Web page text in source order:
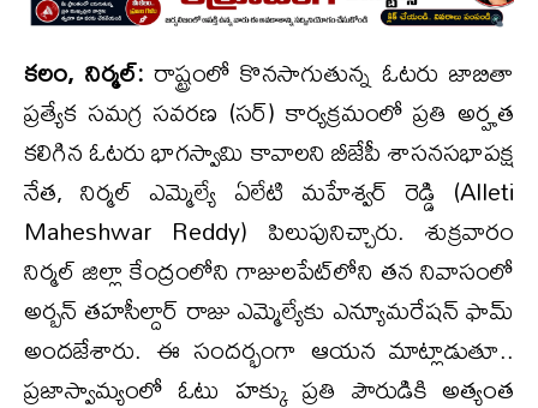
కలం, నిర్మల్:రాష్ట్రంలో కొనసాగుతున్న ఓటరు జాబితా
ప్రత్యేక సమగ్ర సవరణ (సర్) కార్యక్రమంలో ప్రతి అర్హత
కలిగిన ఓటరు భాగస్వామి కావాలని బీజేపీ శాసనసభాపక్ష
నేత, నిర్మల్ ఎమ్మెల్యే ఏలేటి మహేశ్వర్ రెడ్డి (Alleti
Maheshwar Reddy) పిలుపునిచ్చారు. శుక్రవారం
నిర్మల్ జిల్లా కేంద్రంలోని గాజులపేట్‌లోని తన నివాసంలో
అర్బన్ తహసీల్దార్ రాజు ఎమ్మెల్యేకు ఎన్యూమరేషన్ ఫామ్
అందజేశారు. ఈ సందర్భంగా ఆయన మాట్లాడుతూ..
ప్రజాస్వామ్యంలో ఓటు హక్కు ప్రతి పౌరుడికి అత్యంత